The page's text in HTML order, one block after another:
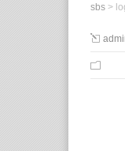
sbs >